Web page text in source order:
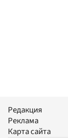
Редакция
Реклама
Карта сайта